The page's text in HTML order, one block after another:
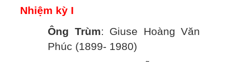
Nhiệm kỳ I
Ông Trùm: Giuse Hoàng Văn
Phúc (1899- 1980)